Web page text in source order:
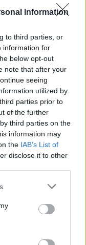
Information
to third parties, or
information for
below opt-out
note that after your
seeing
utilized by
parties prior to
of the further
third parties on the
information may
the IAB’s List of
disclose it to other
or more Google
You may click to
party tags to
in below Google
θάνατο του
Τι απαντά ο δρ